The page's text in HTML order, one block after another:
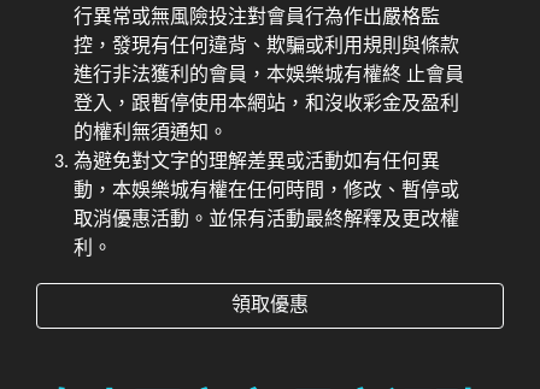
行異常或無風險投注對會員行為作出嚴格監
控，發現有任何違背、欺騙或利用規則與條款
進行非法獲利的會員，本娛樂城有權終 止會員
登入，跟暫停使用本網站，和沒收彩金及盈利
的權利無須通知。
為避免對文字的理解差異或活動如有任何異
動，本娛樂城有權在任何時間，修改、暫停或
取消優惠活動。並保有活動最終解釋及更改權
利。
領取優惠